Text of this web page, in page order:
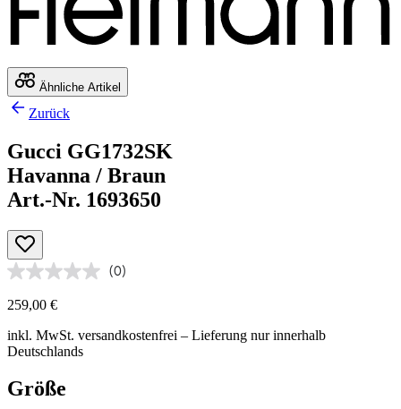
Ähnliche Artikel
Zurück
Gucci GG1732SK
Havanna / Braun
Art.-Nr. 1693650
(0)
259,00 €
inkl. MwSt. versandkostenfrei – Lieferung nur innerhalb
Deutschlands
Größe